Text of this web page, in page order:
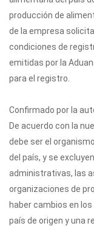
producción de
de la empresa
condiciones de
emitidas por la
para el registro.
Confirmado por la
De acuerdo con la
debe ser el
del país, y se
administrativas, las
organizaciones de
haber cambios en
país de origen y una